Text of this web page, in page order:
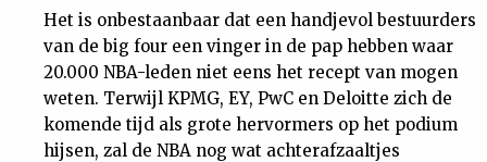
Het is onbestaanbaar dat een handjevol bestuurders
van de big four een vinger in de pap hebben waar
20.000 NBA-leden niet eens het recept van mogen
weten. Terwijl KPMG, EY, PwC en Deloitte zich de
komende tijd als grote hervormers op het podium
hijsen, zal de NBA nog wat achterafzaaltjes